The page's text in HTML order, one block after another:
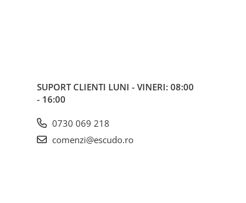
SUPORT CLIENTI LUNI - VINERI: 08:00
- 16:00
0730 069 218
comenzi@escudo.ro